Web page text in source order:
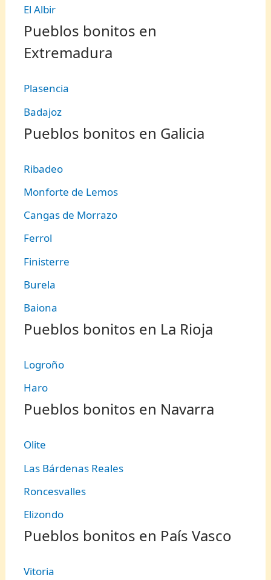
El Albir
Pueblos bonitos en
Extremadura
Plasencia
Badajoz
Pueblos bonitos en Galicia
Ribadeo
Monforte de Lemos
Cangas de Morrazo
Ferrol
Finisterre
Burela
Baiona
Pueblos bonitos en La Rioja
Logroño
Haro
Pueblos bonitos en Navarra
Olite
Las Bárdenas Reales
Roncesvalles
Elizondo
Pueblos bonitos en País Vasco
Vitoria